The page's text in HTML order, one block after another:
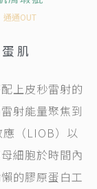
通通OUT
蛋 肌
上皮秒雷射的
射能量聚焦到
（LIOB）以
細胞於時間內
的膠原蛋白工